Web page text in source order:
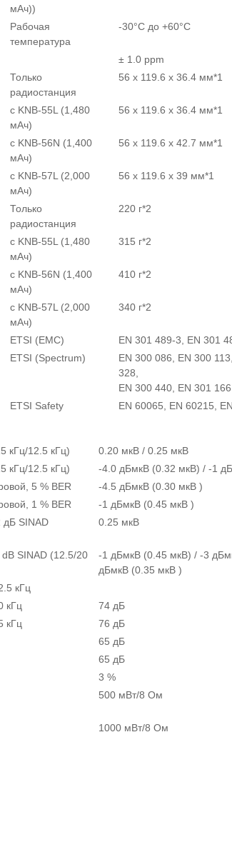
мАч))
Рабочая
температура
-30°C до +60°C
± 1.0 ppm
Только
радиостанция
56 x 119.6 x 36.4 мм*1
с KNB-55L (1,480
мАч)
56 x 119.6 x 36.4 мм*1
с KNB-56N (1,400
мАч)
56 x 119.6 x 42.7 мм*1
с KNB-57L (2,000
мАч)
56 x 119.6 x 39 мм*1
Только
радиостанция
220 г*2
с KNB-55L (1,480
мАч)
315 г*2
с KNB-56N (1,400
мАч)
410 г*2
с KNB-57L (2,000
мАч)
340 г*2
ETSI (EMC)
EN 301 489-3, EN 301
ETSI (Spectrum)
EN 300 086, EN 300
328,
EN 300 440, EN 301 166
ETSI Safety
EN 60065, EN 60215,
кГц/12.5 кГц)
0.20 мкВ / 0.25 мкВ
кГц/12.5 кГц)
-4.0 дБмкВ (0.32 мкВ) / -1
5 % BER
-4.5 дБмкВ (0.30 мкВ )
1 % BER
-1 дБмкВ (0.45 мкВ )
дБ SINAD
0.25 мкВ
SINAD (12.5/20
-1 дБмкВ (0.45 мкВ) / -3
дБмкВ (0.35 мкВ )
кГц
кГц
74 дБ
кГц
76 дБ
65 дБ
65 дБ
3 %
500 мВт/8 Ом
1000 мВт/8 Ом